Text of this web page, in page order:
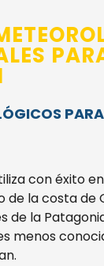
con éxito
de la costa de
de la
menos